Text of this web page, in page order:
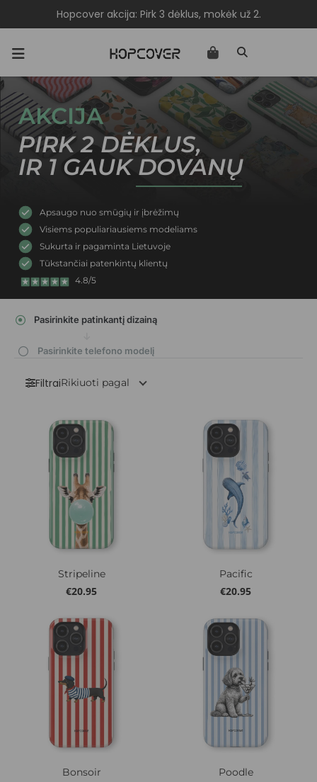
Hopcover akcija: Pirk 3 dėklus, mokėk už 2.
AKCIJA
PIRK 2 DĖKLUS,
IR 1 GAUK DOVANŲ
Apsaugo nuo smūgių ir įbrėžimų
Visiems populiariausiems modeliams
Sukurta ir pagaminta Lietuvoje
Tūkstančiai patenkintų klientų
4.8/5
Pasirinkite patinkantį dizainą
Pasirinkite telefono modelį
Filtrai
Stripeline
€20.95
Pacific
€20.95
Bonsoir Poodle